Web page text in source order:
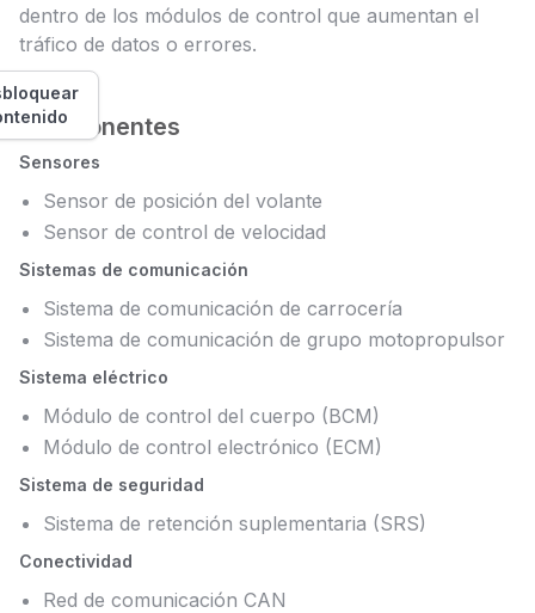
dentro de los módulos de control que aumentan el
tráfico de datos o errores.
Componentes
Sensores
Sensor de posición del volante
Sensor de control de velocidad
Sistemas de comunicación
Sistema de comunicación de carrocería
Sistema de comunicación de grupo motopropulsor
Sistema eléctrico
Módulo de control del cuerpo (BCM)
Módulo de control electrónico (ECM)
Sistema de seguridad
Sistema de retención suplementaria (SRS)
Conectividad
Red de comunicación CAN